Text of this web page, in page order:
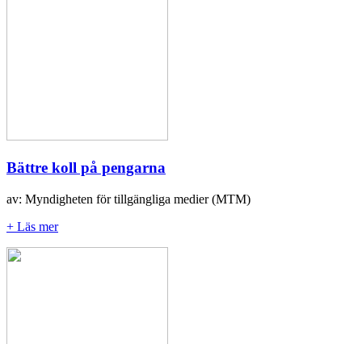
Bättre koll på pengarna
av: Myndigheten för tillgängliga medier (MTM)
+ Läs mer